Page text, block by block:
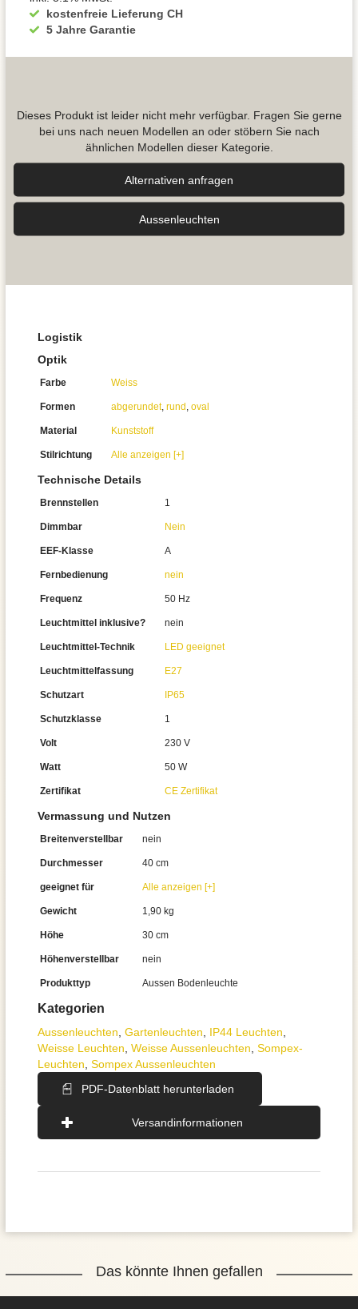
kostenfreie Lieferung CH
5 Jahre Garantie
Dieses Produkt ist leider nicht mehr verfügbar. Fragen Sie gerne
bei uns nach neuen Modellen an oder stöbern Sie nach
ähnlichen Modellen dieser Kategorie.
Alternativen anfragen
Aussen­leuchten
Kategorien
Aussen­leuchten Gartenleuchten IP44 Leuchten
Weisse Leuchten Weisse Aussenleuchten Sompex-
Leuchten Sompex Aussenleuchten
PDF-Datenblatt herunterladen
Versandinformationen
Logistik
Optik
Farbe Weiss
Formen abgerundet, rund , oval
Material Kunststoff
Stilrichtung Alle anzeigen [+]
Technische Details
Brennstellen 1
Dimmbar Nein
EEF-Klasse A
Fernbedienung nein
Frequenz 50 Hz
Leuchtmittel inklusive? nein
Leuchtmittel-Technik LED geeignet
Leuchtmittelfassung E27
Schutzart IP65
Schutzklasse 1
Volt 230 V
Watt 50 W
Zertifikat CE Zertifikat
Vermassung und Nutzen
Breitenverstellbar nein
Durchmesser 40 cm
geeignet für Alle anzeigen [+]
Gewicht 1,90 kg
Höhe 30 cm
Höhenverstellbar nein
Produkttyp Aussen Bodenleuchte
Das könnte Ihnen gefallen